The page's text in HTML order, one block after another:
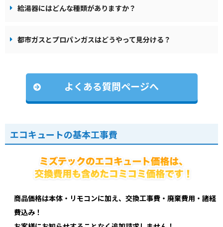
給湯器にはどんな種類がありますか？
都市ガスとプロパンガスはどうやって見分ける？
よくある質問ページへ
エコキュートの基本工事費
商品価格は本体・リモコンに加え、交換工事費・廃棄費用・諸経
費込み！